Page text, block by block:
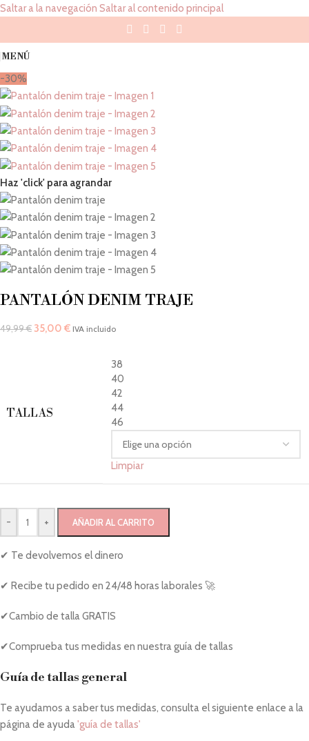
Saltar a la navegación Saltar al contenido principal
MENÚ
-30%
Haz 'click' para agrandar
PANTALÓN DENIM TRAJE
49,99€ 35,00 € IVA incluido
TALLAS
38
40
42
44
46
Limpiar
- + AÑADIR AL CARRITO
✔ Te devolvemos el dinero
✔ Recibe tu pedido en 24/48 horas laborales 🚀
✔Cambio de talla GRATIS
✔Comprueba tus medidas en nuestra guía de tallas
Guía de tallas general
Te ayudamos a saber tus medidas, consulta el siguiente enlace a la
página de ayuda'guía de tallas'